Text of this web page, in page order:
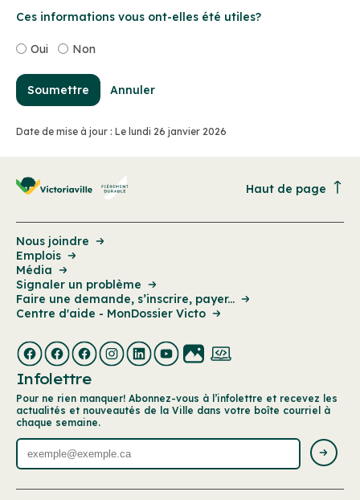
Ces informations vous ont-elles été utiles?
Oui Non
Soumettre Annuler
Date de mise à jour : Le lundi 26 janvier 2026
Haut de page
Nous joindre
Emplois
Média
Signaler un problème
Faire une demande, s’inscrire, payer...
Centre d'aide - MonDossier Victo
Infolettre
Pour ne rien manquer! Abonnez-vous à l’infolettre et recevez les
actualités et nouveautés de la Ville dans votre boîte courriel à
chaque semaine.